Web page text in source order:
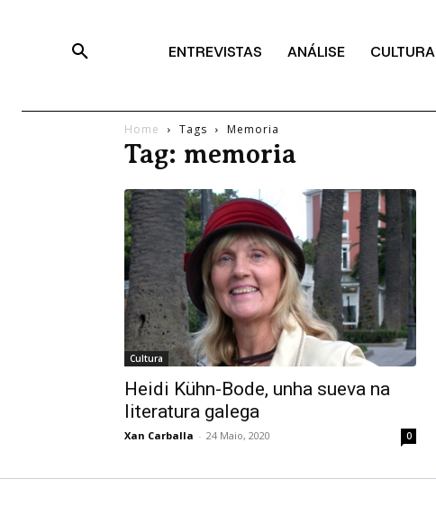
ENTREVISTAS ANÁLISE CULTURA
Home Tags Memoria
Tag: memoria
Cultura
Heidi Kühn-Bode, unha sueva na
literatura galega
Xan Carballa - 24 Maio, 2020 0